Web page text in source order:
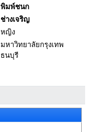
พิมพ์ชนก
ช่างเจริญ
หญิง
มหาวิทยาลัยกรุงเทพ
ธนบุรี